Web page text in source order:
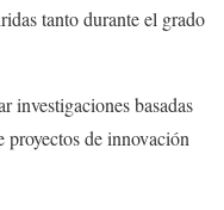
tanto durante el grado
investigaciones basadas
proyectos de innovación